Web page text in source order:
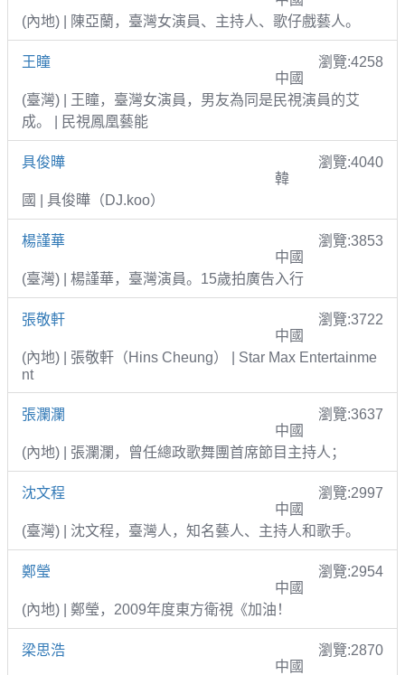
(內地) | 陳亞蘭，臺灣女演員、主持人、歌仔戲藝人。
王瞳
瀏覽:4258
中國
(臺灣) | 王瞳，臺灣女演員，男友為同是民視演員的艾
成。 | 民視鳳凰藝能
具俊曄
瀏覽:4040
韓
國 | 具俊曄（DJ.koo）
楊謹華
瀏覽:3853
中國
(臺灣) | 楊謹華，臺灣演員。15歲拍廣告入行
張敬軒
瀏覽:3722
中國
(內地) | 張敬軒（Hins Cheung） | Star Max Entertainme
nt
張瀾瀾
瀏覽:3637
中國
(內地) | 張瀾瀾，曾任總政歌舞團首席節目主持人；
沈文程
瀏覽:2997
中國
(臺灣) | 沈文程，臺灣人，知名藝人、主持人和歌手。
鄭瑩
瀏覽:2954
中國
(內地) | 鄭瑩，2009年度東方衛視《加油！
梁思浩
瀏覽:2870
中國